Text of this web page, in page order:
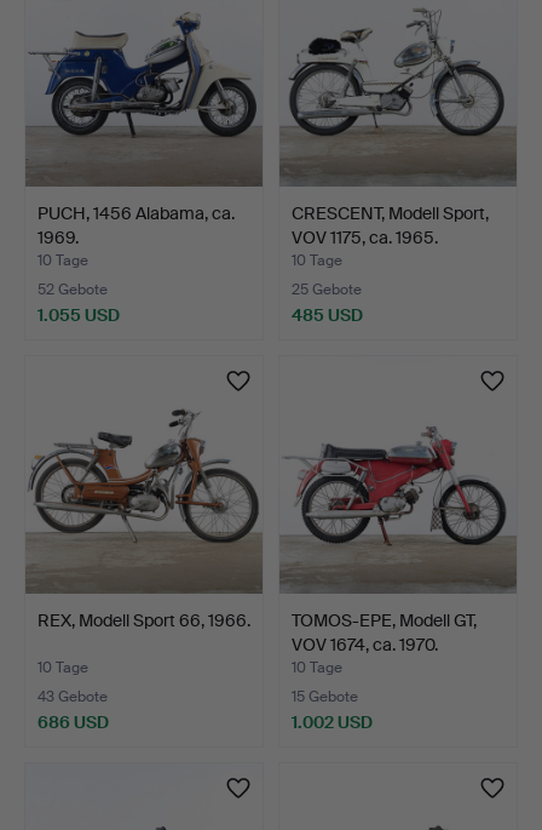
PUCH, 1456 Alabama, ca.
1969.
10 Tage
52 Gebote
1.055 USD
CRESCENT, Modell Sport,
VOV 1175, ca. 1965.
10 Tage
25 Gebote
485 USD
REX, Modell Sport 66, 1966.
10 Tage
43 Gebote
686 USD
TOMOS-EPE, Modell GT,
VOV 1674, ca. 1970.
10 Tage
15 Gebote
1.002 USD